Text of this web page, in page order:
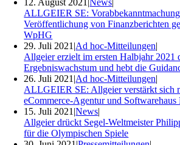
12. August 2021 |News|
ALLGEIER SE:
Veröffentlichung von Finanzberichten
WpHG
29. Juli 2021 |Ad hoc-Mitteilungen|
Allgeier erzielt im ersten Halbjahr 2021
Ergebniswachstum und hebt die
26. Juli 2021 |Ad hoc-Mitteilungen|
ALLGEIER SE: Allgeier verstärkt sich
eCommerce-Agentur und
15. Juli 2021 |News|
Allgeier drückt Segel-Weltmeister
für die Olympischen Spiele